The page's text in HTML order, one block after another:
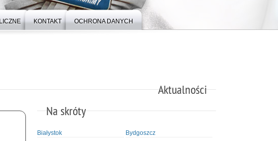
KONTAKT OCHRONA DANYCH
Aktualności
Na skróty
Białystok Bydgoszcz